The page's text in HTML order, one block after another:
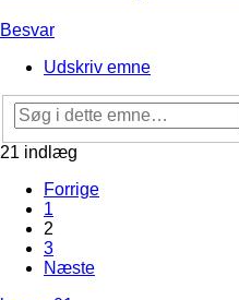
Besvar
Udskriv emne
21 indlæg
Forrige
1
2
3
Næste